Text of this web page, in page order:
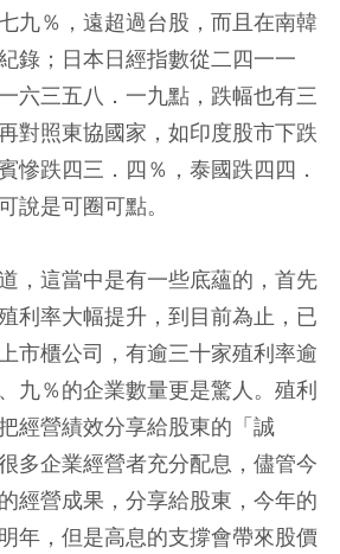
九％，遠超過台股，而且在南韓
錄；日本日經指數從二四一一
六三五八．一九點，跌幅也有三
對照東協國家，如印度股市下跌
慘跌四三．四％，泰國跌四四．
說是可圈可點。
，這當中是有一些底蘊的，首先
利率大幅提升，到目前為止，已
市櫃公司，有逾三十家殖利率逾
九％的企業數量更是驚人。殖利
經營績效分享給股東的「誠
多企業經營者充分配息，儘管今
經營成果，分享給股東，今年的
年，但是高息的支撐會帶來股價